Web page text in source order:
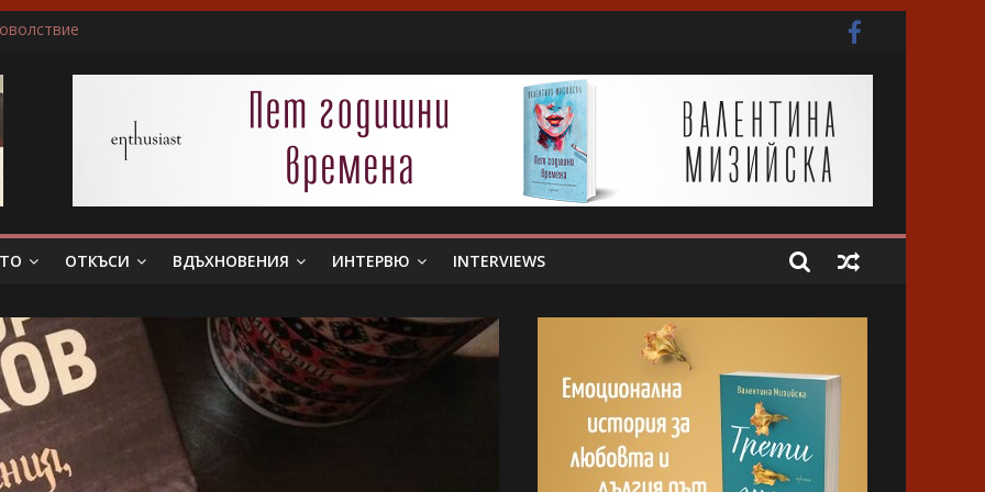
беше истински съпруг…”
Слава богу, отговори той…”
всяка сцена преживявам силно, както ако ми се случва в живота
ОТКЪСИ ВДЪХНОВЕНИЯ ИНТЕРВЮ INTERVIEWS